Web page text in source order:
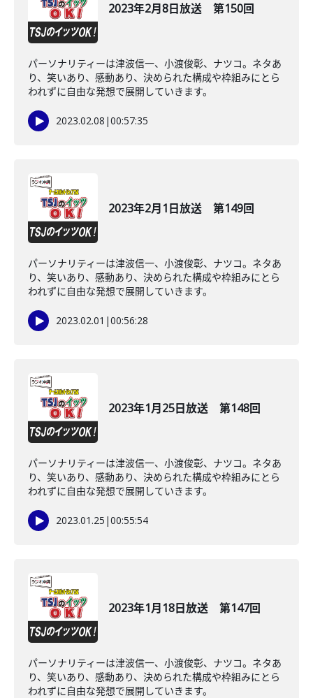
2023年2月8日放送 第150回
パーソナリティーは津波信一、小渡俊彰、ナツコ。ネタあ
り、笑いあり、感動あり、決められた構成や枠組みにとら
われずに自由な発想で展開していきます。
2023.02.08 |00:57:35
2023年2月1日放送 第149回
パーソナリティーは津波信一、小渡俊彰、ナツコ。ネタあ
り、笑いあり、感動あり、決められた構成や枠組みにとら
われずに自由な発想で展開していきます。
2023.02.01 |00:56:28
2023年1月25日放送 第148回
パーソナリティーは津波信一、小渡俊彰、ナツコ。ネタあ
り、笑いあり、感動あり、決められた構成や枠組みにとら
われずに自由な発想で展開していきます。
2023.01.25 |00:55:54
2023年1月18日放送 第147回
パーソナリティーは津波信一、小渡俊彰、ナツコ。ネタあ
り、笑いあり、感動あり、決められた構成や枠組みにとら
われずに自由な発想で展開していきます。